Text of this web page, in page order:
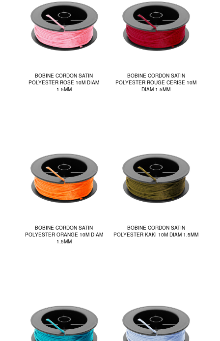
BOBINE CORDON SATIN
POLYESTER ROSE 10M DIAM
1.5MM
BOBINE CORDON SATIN
POLYESTER ROUGE CERISE 10M
DIAM 1.5MM
BOBINE CORDON SATIN
POLYESTER ORANGE 10M DIAM
1.5MM
BOBINE CORDON SATIN
POLYESTER KAKI 10M DIAM 1.5MM